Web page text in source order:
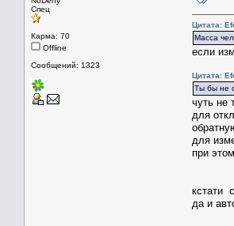
Спец
Карма: 70
Offline
Сообщений: 1323
Цитата:
Масса
если
Цитата:
Ты бы не
чуть не
для
для
при
кстати
да и